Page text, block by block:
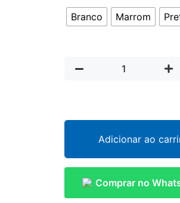
Branco Marrom
Adicionar ao
Comprar no